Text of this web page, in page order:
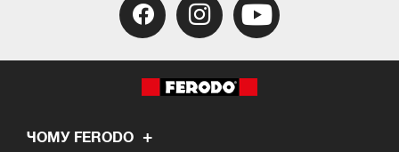
ЧОМУ FERODO